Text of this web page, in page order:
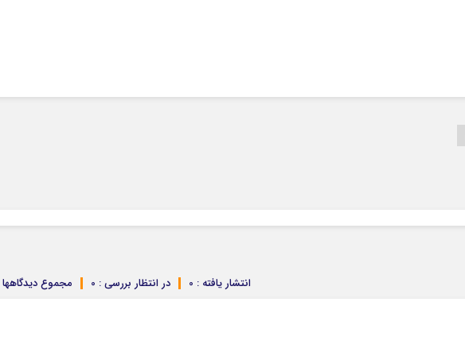
مجموع دیدگاهها در انتظار بررسی : 0 انتشار یافته : 0